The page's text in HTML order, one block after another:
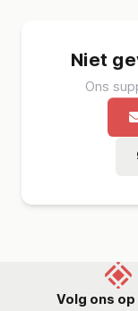
Niet
Ons
Volg ons